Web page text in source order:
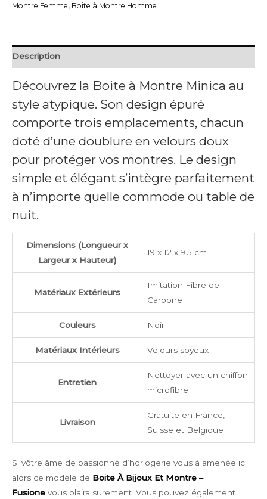
Montre Femme, Boite à Montre Homme
Description
Découvrez la Boite à Montre Minica au
style atypique. Son design épuré
comporte trois emplacements, chacun
doté d’une doublure en velours doux
pour protéger vos montres. Le design
simple et élégant s’intègre parfaitement
à n’importe quelle commode ou table de
nuit.
Dimensions (Longueur x
Largeur x Hauteur)
19 x 12 x 9.5 cm
Matériaux Extérieurs
Imitation Fibre de
Carbone
Couleurs Noir
Matériaux Intérieurs Velours soyeux
Entretien
Nettoyer avec un chiffon
microfibre
Livraison
Gratuite en France,
Suisse et Belgique
Si vôtre âme de passionné d’horlogerie vous à amenée ici
alors ce modèle de Boite À Bijoux Et Montre –
Fusione vous plaira surement. Vous pouvez également